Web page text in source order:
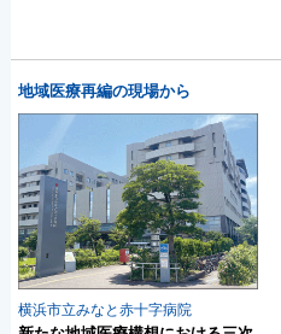
地域医療再編の現場から
横浜市立みなと赤十字病院